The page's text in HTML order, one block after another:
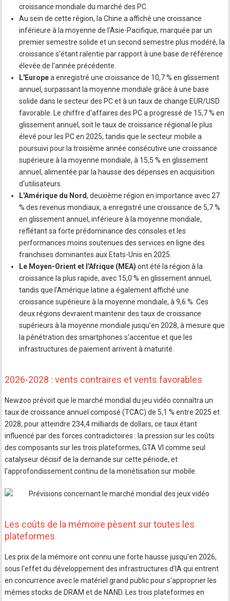
croissance mondiale du marché des PC.
Au sein de cette région, la Chine a affiché une croissance
inférieure à la moyenne de l'Asie-Pacifique, marquée par un
premier semestre solide et un second semestre plus modéré, la
croissance s'étant ralentie par rapport à une base de référence
élevée de l'année précédente.
L'Europea enregistré une croissance de 10,7 % en glissement
annuel, surpassant la moyenne mondiale grâce à une base
solide dans le secteur des PC et à un taux de change EUR/USD
favorable. Le chiffre d'affaires des PC a progressé de 15,7 % en
glissement annuel, soit le taux de croissance régional le plus
élevé pour les PC en 2025, tandis que le secteur mobile a
poursuivi pour la troisième année consécutive une croissance
supérieure à la moyenne mondiale, à 15,5 % en glissement
annuel, alimentée par la hausse des dépenses en acquisition
d'utilisateurs.
L'Amérique du Nord, deuxième région en importance avec 27
% des revenus mondiaux, a enregistré une croissance de 5,7 %
en glissement annuel, inférieure à la moyenne mondiale,
reflétant sa forte prédominance des consoles et les
performances moins soutenues des services en ligne des
franchises dominantes aux Etats-Unis en 2025.
Le Moyen-Orient et l'Afrique (MEA) ont été la région à la
croissance la plus rapide, avec 15,0 % en glissement annuel,
tandis que l'Amérique latine a également affiché une
croissance supérieure à la moyenne mondiale, à 9,6 %. Ces
deux régions devraient maintenir des taux de croissance
supérieurs à la moyenne mondiale jusqu'en 2028, à mesure que
la pénétration des smartphones s'accentue et que les
infrastructures de paiement arrivent à maturité.
2026-2028 : vents contraires et vents favorables
Newzoo prévoit que le marché mondial du jeu vidéo connaîtra un
taux de croissance annuel composé (TCAC) de 5,1 % entre 2025 et
2028, pour atteindre 234,4 milliards de dollars, ce taux étant
influencé par des forces contradictoires : la pression sur les coûts
des composants sur les trois plateformes, GTA VI comme seul
catalyseur décisif de la demande sur cette période, et
l'approfondissement continu de la monétisation sur mobile.
Les coûts de la mémoire pèsent sur toutes les
plateformes
Les prix de la mémoire ont connu une forte hausse jusqu'en 2026,
sous l'effet du développement des infrastructures d'IA qui entrent
en concurrence avec le matériel grand public pour s'approprier les
mêmes stocks de DRAM et de NAND. Les trois plateformes en